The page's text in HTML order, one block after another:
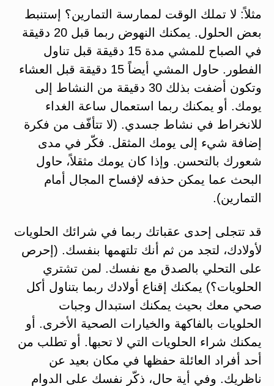
مثلاً: لا تملك الوقت لممارسة التمارين؟ إستنبط
بعض الحلول. يمكنك النهوض ربما قبل 20 دقيقة
في الصباح للمشي مدة 15 دقيقة قبل تناول
الفطور. حاول المشي أيضاً 15 دقيقة قبل العشاء
وتكون أضفت بذلك 30 دقيقة من النشاط إلى
يومك. أو يمكنك ربما استعمال ساعة الغداء
للانخراط في نشاط جسدي. (لا تتأفّف من فكرة
إضافة شيء إلى يومك المثقل. فكّر في مدى
شعورك بالتحسن. وإذا كان يومك مثقلاً، حاول
البحث عما يمكن حذفه لإفساح المجال أمام
التمارين).
قد تتجلى إحدى عقباتك ربما في شرائك الحلويات
لأولادك، لتجد من ثم أنك تلتهمها بنفسك. (إحرص
على التحلي بالصدق مع نفسك. لمن تشتري
الحلويات؟) يمكنك إقناع أولادك ربما بتناول أكل
صحي معك بحيث يمكنك استبدال وجبات
الحلويات بالفاكهة والخيارات الصحية الأخرى. أو
يمكنك شراء الحلويات التي لا تحبها. أو تطلب من
أحد أفراد العائلة حفظها في مكان بعيد عن
ناظريك. وفي أية حال، ذكّر نفسك على الدوام